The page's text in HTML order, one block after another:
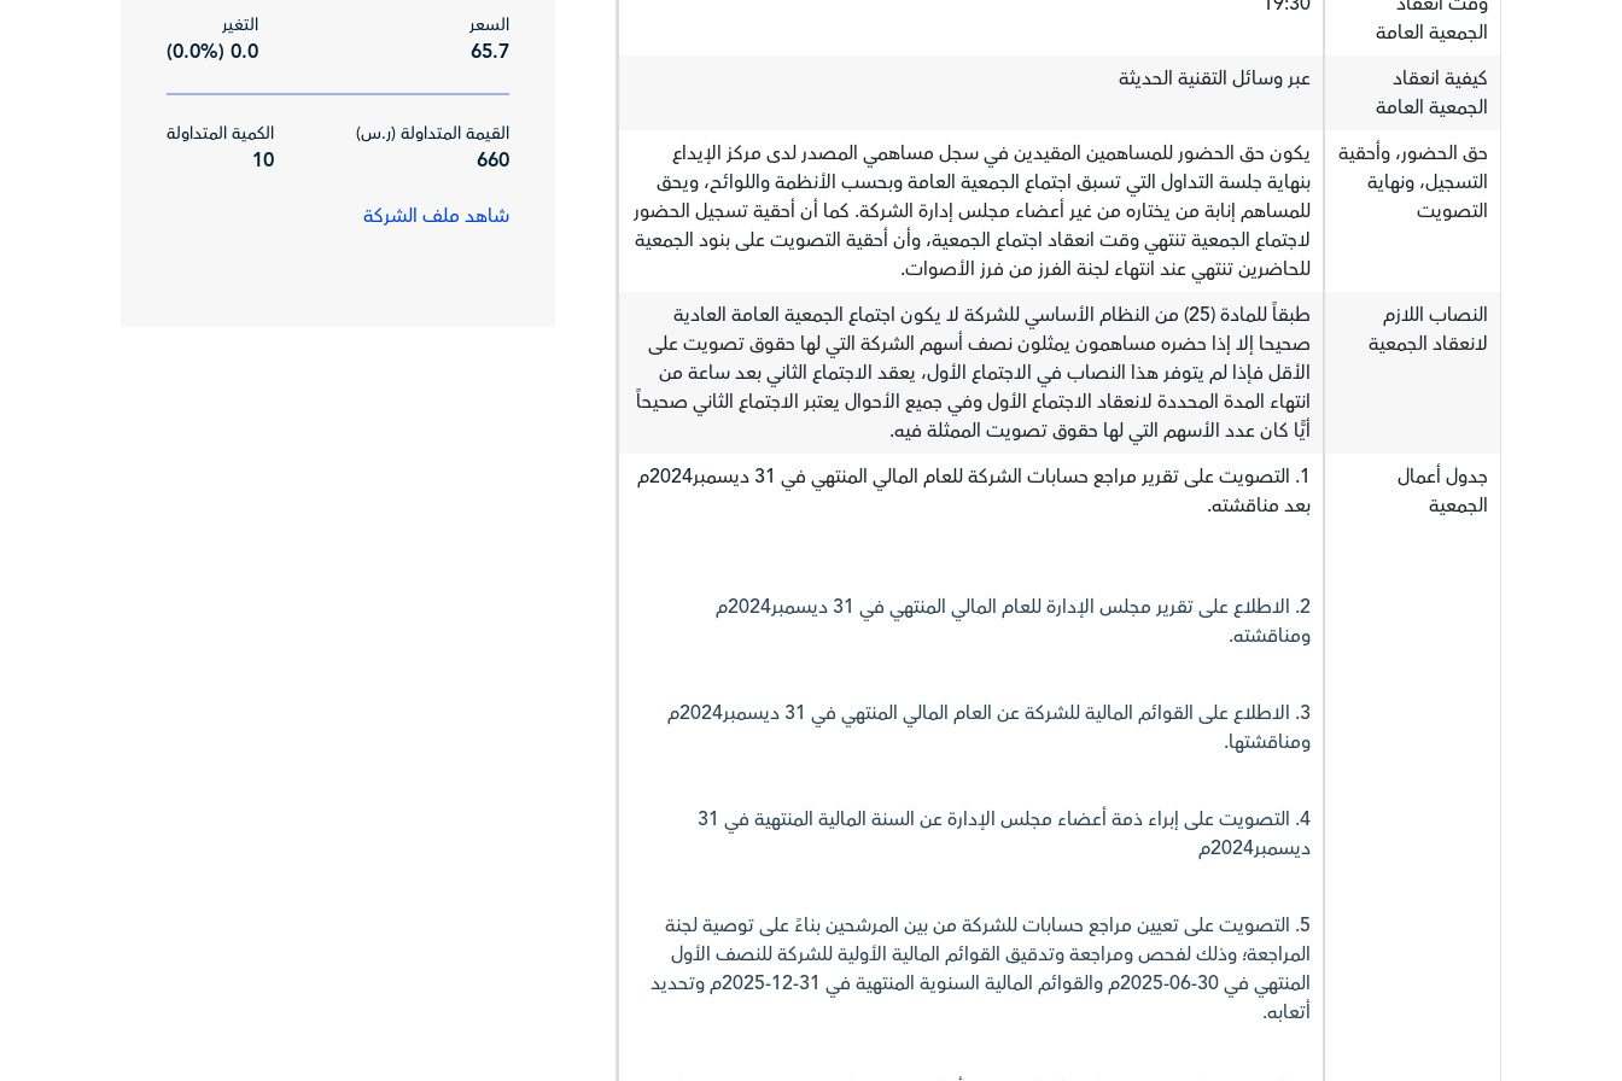
الجمعية العامة
كيفية انعقاد
الجمعية العامة
عبر وسائل التقنية الحديثة
حق الحضور، وأحقية
التسجيل، ونهاية
التصويت
يكون حق الحضور للمساهمين المقيدين في سجل مساهمي المصدر لدى مركز الإيداع
بنهاية جلسة التداول التي تسبق اجتماع الجمعية العامة وبحسب الأنظمة واللوائح، ويحق
للمساهم إنابة من يختاره من غير أعضاء مجلس إدارة الشركة. كما أن أحقية تسجيل الحضور
لاجتماع الجمعية تنتهي وقت انعقاد اجتماع الجمعية، وأن أحقية التصويت على بنود الجمعية
للحاضرين تنتهي عند انتهاء لجنة الفرز من فرز الأصوات.
النصاب اللازم
لانعقاد الجمعية
طبقاً للمادة (25) من النظام الأساسي للشركة لا يكون اجتماع الجمعية العامة العادية
صحيحا إلا إذا حضره مساهمون يمثلون نصف أسهم الشركة التي لها حقوق تصويت على
الأقل فإذا لم يتوفر هذا النصاب في الاجتماع الأول، يعقد الاجتماع الثاني بعد ساعة من
انتهاء المدة المحددة لانعقاد الاجتماع الأول وفي جميع الأحوال يعتبر الاجتماع الثاني صحيحاً
أيًّا كان عدد الأسهم التي لها حقوق تصويت الممثلة فيه.
جدول أعمال
الجمعية
1. التصويت على تقرير مراجع حسابات الشركة للعام المالي المنتهي في 31 ديسمبر2024م
بعد مناقشته.
2. الاطلاع على تقرير مجلس الإدارة للعام المالي المنتهي في 31 ديسمبر2024م
ومناقشته.
3. الاطلاع على القوائم المالية للشركة عن العام المالي المنتهي في 31 ديسمبر2024م
ومناقشتها.
4. التصويت على إبراء ذمة أعضاء مجلس الإدارة عن السنة المالية المنتهية في 31
ديسمبر2024م
5. التصويت على تعيين مراجع حسابات للشركة من بين المرشحين بناءً على توصية لجنة
المراجعة؛ وذلك لفحص ومراجعة وتدقيق القوائم المالية الأولية للشركة للنصف الأول
المنتهي في 30-06-2025م والقوائم المالية السنوية المنتهية في 31-12-2025م وتحديد
أتعابه.
السعر
65.7
التغير
0.0 (0.0%)
القيمة المتداولة (ر.س)
660
الكمية المتداولة
10
شاهد ملف الشركة